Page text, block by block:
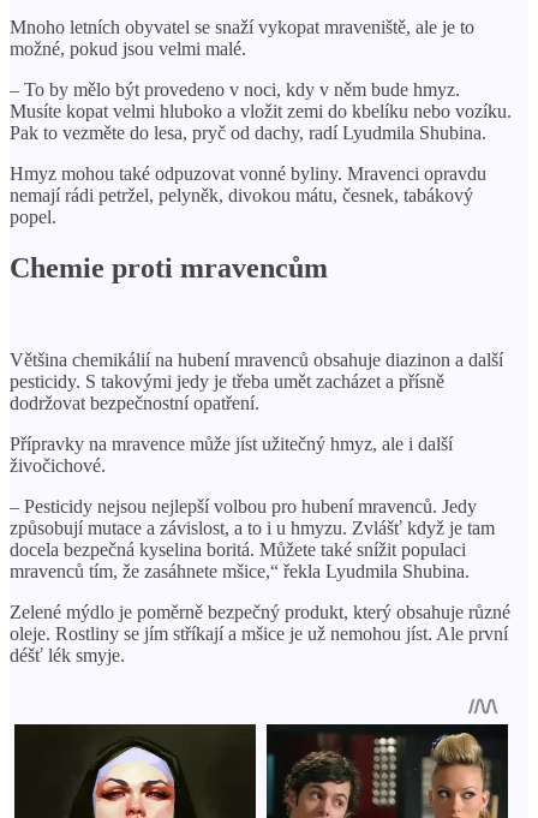
Mnoho letních obyvatel se snaží vykopat mraveniště, ale je to
možné, pokud jsou velmi malé.
– To by mělo být provedeno v noci, kdy v něm bude hmyz.
Musíte kopat velmi hluboko a vložit zemi do kbelíku nebo vozíku.
Pak to vezměte do lesa, pryč od dachy, radí Lyudmila Shubina.
Hmyz mohou také odpuzovat vonné byliny. Mravenci opravdu
nemají rádi petržel, pelyněk, divokou mátu, česnek, tabákový
popel.
Chemie proti mravencům
Většina chemikálií na hubení mravenců obsahuje diazinon a další
pesticidy. S takovými jedy je třeba umět zacházet a přísně
dodržovat bezpečnostní opatření.
Přípravky na mravence může jíst užitečný hmyz, ale i další
živočichové.
– Pesticidy nejsou nejlepší volbou pro hubení mravenců. Jedy
způsobují mutace a závislost, a to i u hmyzu. Zvlášť když je tam
docela bezpečná kyselina boritá. Můžete také snížit populaci
mravenců tím, že zasáhnete mšice,“ řekla Lyudmila Shubina.
Zelené mýdlo je poměrně bezpečný produkt, který obsahuje různé
oleje. Rostliny se jím stříkají a mšice je už nemohou jíst. Ale první
déšť lék smyje.